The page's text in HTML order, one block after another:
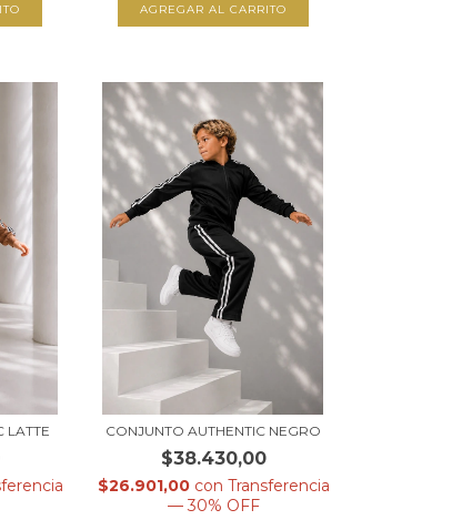
AGREGAR AL CARRITO
LATTE CONJUNTO AUTHENTIC NEGRO
$38.430,00
$26.901,00 con Transferencia
— 30% OFF